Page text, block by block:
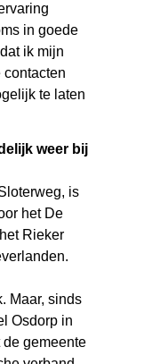
in goede
ik mijn
contacten
te laten
weer bij
is
het De
Rieker
Maar, sinds
Osdorp in
de gemeente